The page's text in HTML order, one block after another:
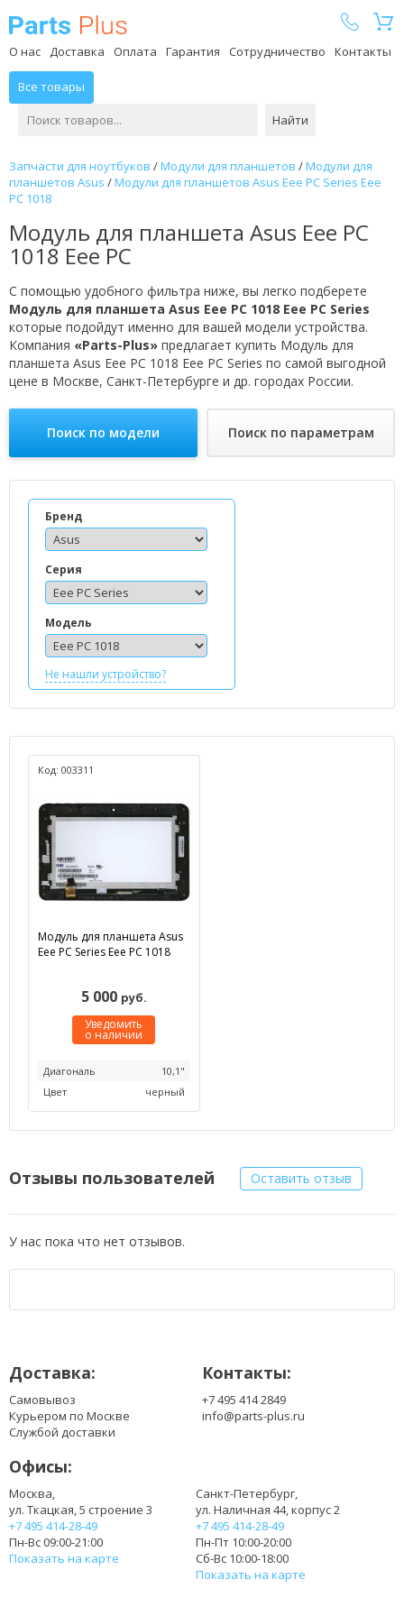
О нас Доставка Оплата Гарантия Сотрудничество Контакты
Все товары
Найти
Запчасти для ноутбуков /Модули для планшетов /Модули для
планшетов Asus /Модули для планшетов Asus Eee PC Series Eee
PC 1018
Модуль для планшета Asus Eee PC
1018 Eee PC
С помощью удобного фильтра ниже, вы легко подберете
Модуль для планшета Asus Eee PC 1018 Eee PC Series
которые подойдут именно для вашей модели устройства.
Компания «Parts-Plus» предлагает купить Модуль для
планшета Asus Eee PC 1018 Eee PC Series по самой выгодной
цене в Москве, Санкт-Петербурге и др. городах России.
Поиск по модели Поиск по параметрам
Бренд
Серия
Модель
Не нашли устройство?
Код: 003311
Модуль для планшета Asus
Eee PC Series Eee PC 1018
5 000 руб.
Уведомить
о наличии
Диагональ
10,1"
Цвет
черный
Отзывы пользователей Оставить отзыв
У нас пока что нет отзывов.
Доставка:
Самовывоз
Курьером по Москве
Службой доставки
Контакты:
+7 495 414 2849
info@parts-plus.ru
Офисы:
Москва,
ул. Ткацкая, 5 строение 3
+7 495 414-28-49
Пн-Вс 09:00-21:00
Показать на карте
Санкт-Петербург,
ул. Наличная 44, корпус 2
+7 495 414-28-49
Пн-Пт 10:00-20:00
Сб-Вс 10:00-18:00
Показать на карте